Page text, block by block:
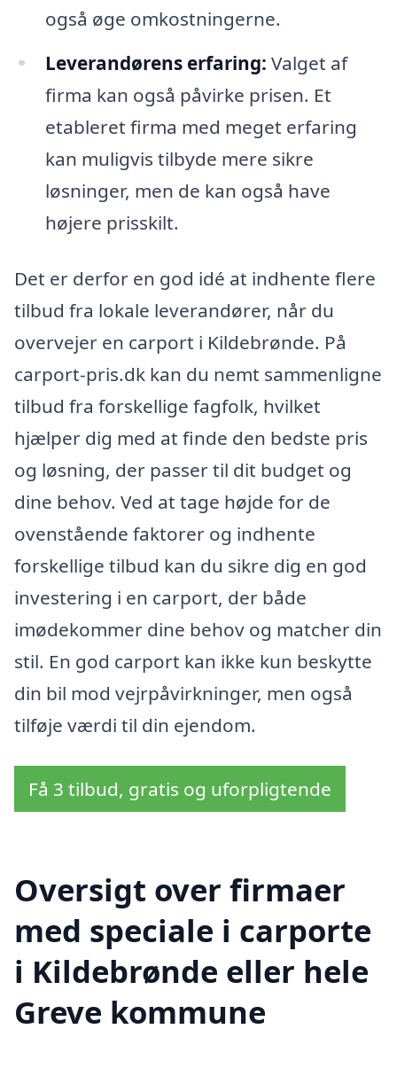
også øge omkostningerne.
Leverandørens erfaring: Valget af
firma kan også påvirke prisen. Et
etableret firma med meget erfaring
kan muligvis tilbyde mere sikre
løsninger, men de kan også have
højere prisskilt.
Det er derfor en god idé at indhente flere
tilbud fra lokale leverandører, når du
overvejer en carport i Kildebrønde. På
carport-pris.dk kan du nemt sammenligne
tilbud fra forskellige fagfolk, hvilket
hjælper dig med at finde den bedste pris
og løsning, der passer til dit budget og
dine behov. Ved at tage højde for de
ovenstående faktorer og indhente
forskellige tilbud kan du sikre dig en god
investering i en carport, der både
imødekommer dine behov og matcher din
stil. En god carport kan ikke kun beskytte
din bil mod vejrpåvirkninger, men også
tilføje værdi til din ejendom.
Få 3 tilbud, gratis og uforpligtende
Oversigt over firmaer
med speciale i carporte
i Kildebrønde eller hele
Greve kommune